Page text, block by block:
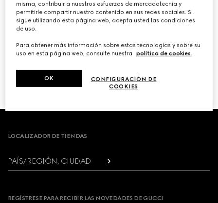
ELIJA EL HORARIO*
/3
Footer
LOCALIZADOR DE TIENDAS
PAÍS/REGIÓN, CIUDAD
REGÍSTRESE PARA RECIBIR LAS NOVEDADES DE GUCCI
misma, contribuir a nuestros esfuerzos de mercadotecnia y
permitirle compartir nuestro contenido en sus redes sociales. Si
sigue utilizando esta página web, acepta usted las condiciones
de uso.
Para obtener más información sobre estas tecnologías y sobre su
uso en esta página web, consulte nuestra
política de cookies.
CONFIGURACIÓN DE
COOKIES
OK